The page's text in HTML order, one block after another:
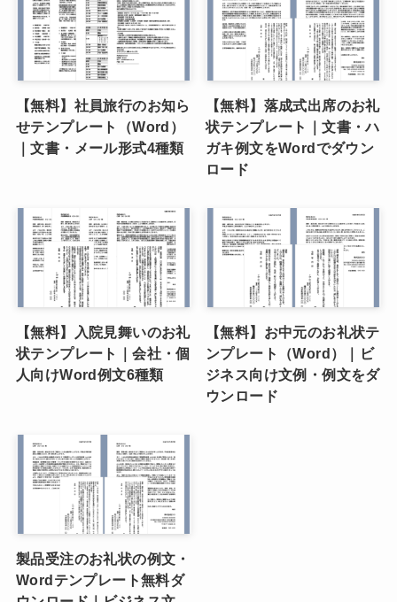
【無料】社員旅行のお知ら
せテンプレート（Word）
｜文書・メール形式4種類
【無料】落成式出席のお礼
状テンプレート｜文書・ハ
ガキ例文をWordでダウン
ロード
【無料】入院見舞いのお礼
状テンプレート｜会社・個
人向けWord例文6種類
【無料】お中元のお礼状テ
ンプレート（Word）｜ビ
ジネス向け文例・例文をダ
ウンロード
製品受注のお礼状の例文・
Wordテンプレート無料ダ